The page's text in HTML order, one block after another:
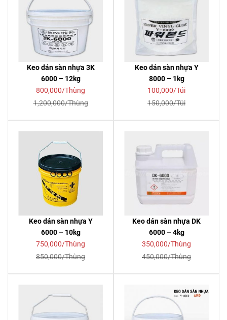
Keo dán sàn nhựa 3K
6000 – 12kg
800,000/Thùng
1,200,000/Thùng
Keo dán sàn nhựa Y
8000 – 1kg
100,000/Túi
150,000/Túi
Keo dán sàn nhựa Y
6000 – 10kg
750,000/Thùng
850,000/Thùng
Keo dán sàn nhựa DK
6000 – 4kg
350,000/Thùng
450,000/Thùng